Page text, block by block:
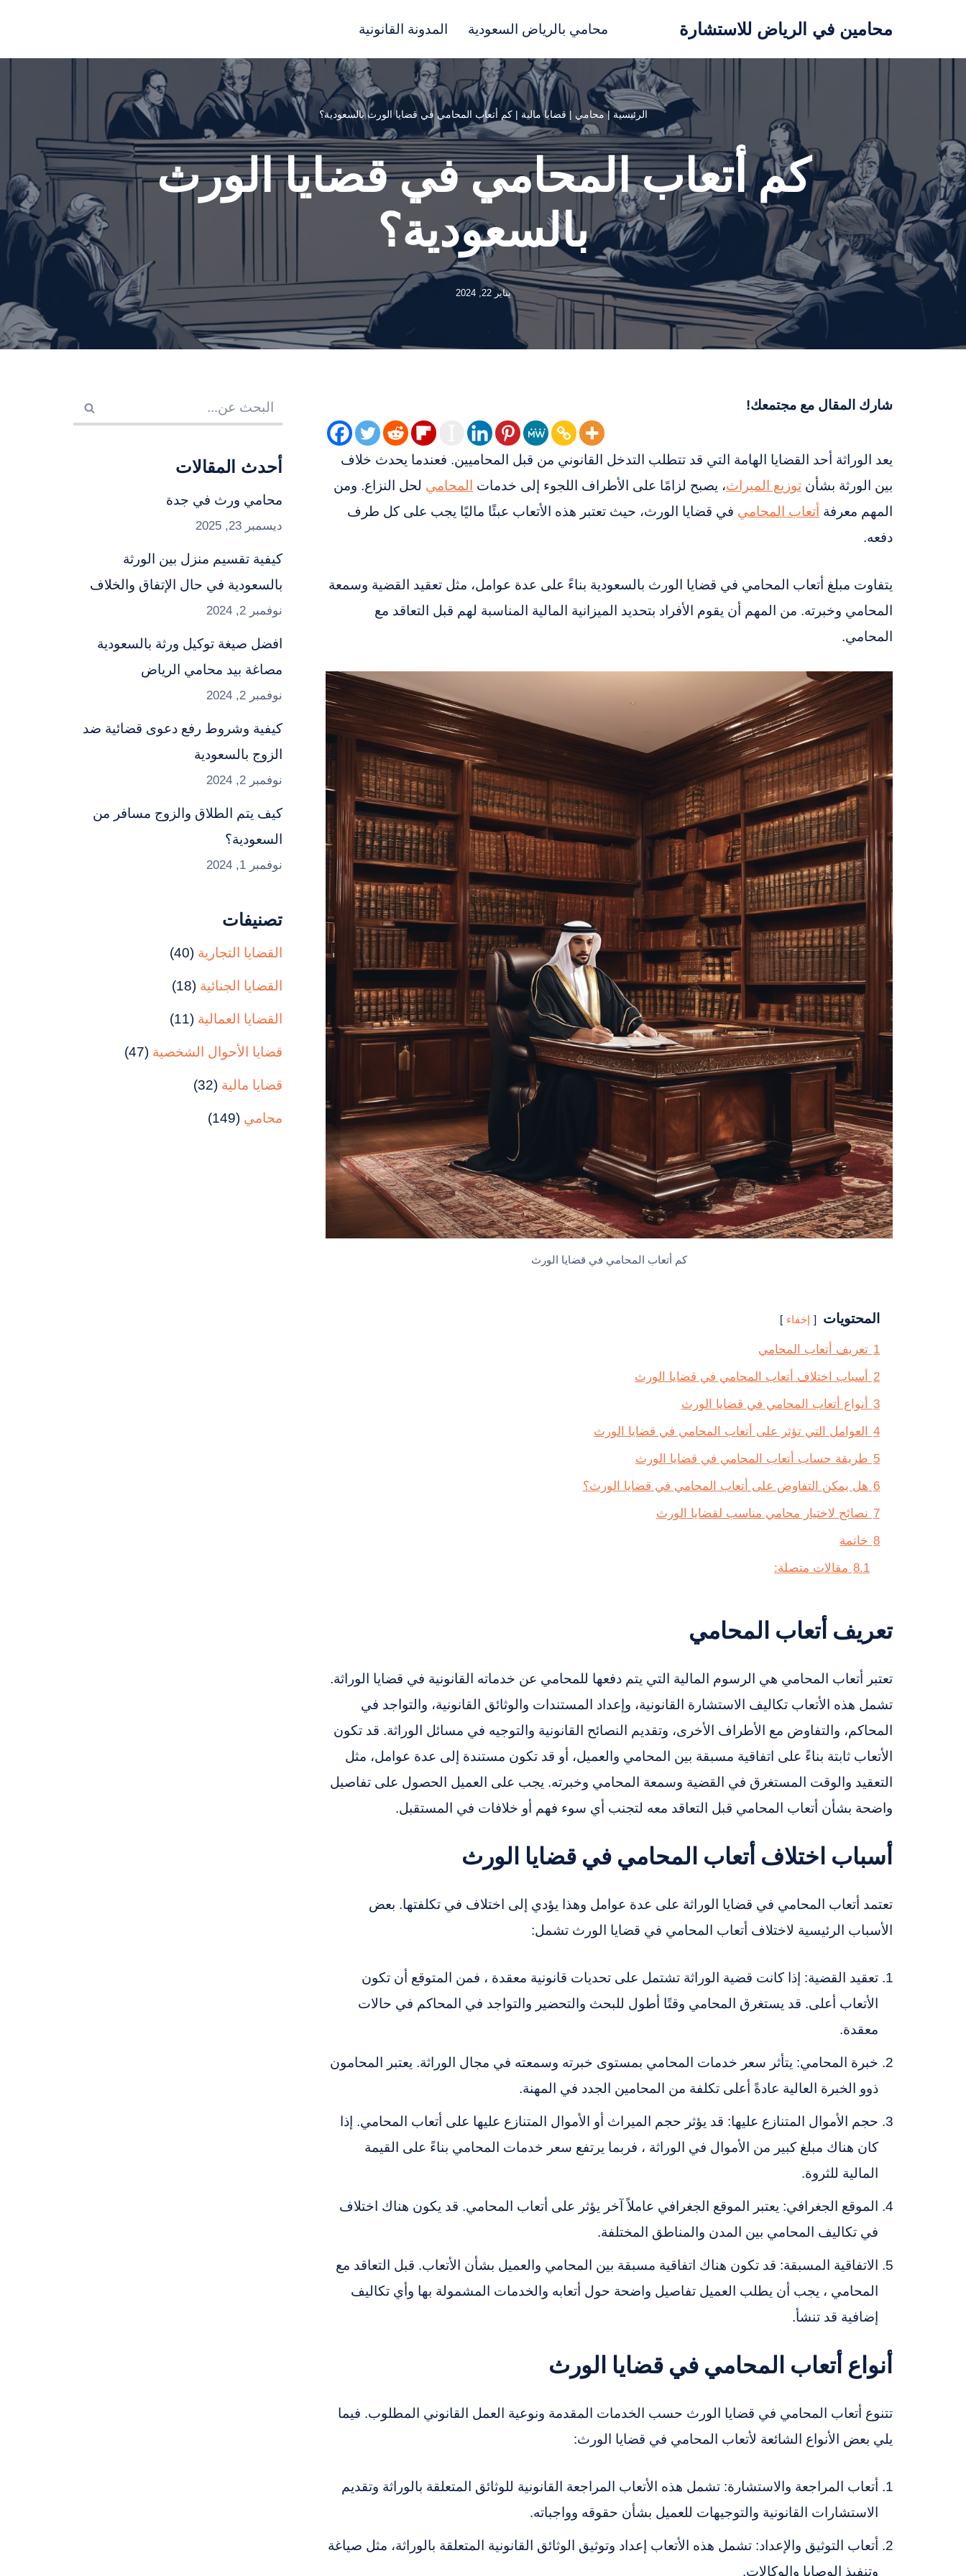
محامين في الرياض للاستشارة محامي بالرياض السعودية المدونة القانونية
الرئيسية |محامي | قضايا مالية |كم أتعاب المحامي في قضايا الورث بالسعودية؟
كم أتعاب المحامي في قضايا الورث
بالسعودية؟
يناير 22, 2024
شارك المقال مع مجتمعك!
يعد الوراثة أحد القضايا الهامة التي قد تتطلب التدخل القانوني من قبل المحاميين. فعندما يحدث خلاف
بين الورثة بشأن توزيع الميراث، يصبح لزامًا على الأطراف اللجوء إلى خدمات المحامي لحل النزاع. ومن
المهم معرفة أتعاب المحامي في قضايا الورث، حيث تعتبر هذه الأتعاب عبئًا ماليًا يجب على كل طرف
دفعه.
يتفاوت مبلغ أتعاب المحامي في قضايا الورث بالسعودية بناءً على عدة عوامل، مثل تعقيد القضية وسمعة
المحامي وخبرته. من المهم أن يقوم الأفراد بتحديد الميزانية المالية المناسبة لهم قبل التعاقد مع
المحامي.
كم أتعاب المحامي في قضايا الورث
المحتويات إخفاء
1 تعريف أتعاب المحامي
2
أسباب اختلاف أتعاب المحامي في قضايا الورث
3
أنواع أتعاب المحامي في قضايا الورث
4
العوامل التي تؤثر على أتعاب المحامي في قضايا الورث
5 طريقة حساب أتعاب المحامي في قضايا الورث
6 هل يمكن التفاوض على أتعاب المحامي في قضايا الورث؟
7 نصائح لاختيار محامي مناسب لقضايا الورث
8 خاتمة
8.1 مقالات متصلة:
تعريف أتعاب المحامي
تعتبر أتعاب المحامي هي الرسوم المالية التي يتم دفعها للمحامي عن خدماته القانونية في قضايا الوراثة.
تشمل هذه الأتعاب تكاليف الاستشارة القانونية، وإعداد المستندات والوثائق القانونية، والتواجد في
المحاكم، والتفاوض مع الأطراف الأخرى، وتقديم النصائح القانونية والتوجيه في مسائل الوراثة. قد تكون
الأتعاب ثابتة بناءً على اتفاقية مسبقة بين المحامي والعميل، أو قد تكون مستندة إلى عدة عوامل، مثل
التعقيد والوقت المستغرق في القضية وسمعة المحامي وخبرته. يجب على العميل الحصول على تفاصيل
واضحة بشأن أتعاب المحامي قبل التعاقد معه لتجنب أي سوء فهم أو خلافات في المستقبل.
أسباب اختلاف أتعاب المحامي في قضايا الورث
تعتمد أتعاب المحامي في قضايا الوراثة على عدة عوامل وهذا يؤدي إلى اختلاف في تكلفتها. بعض
الأسباب الرئيسية لاختلاف أتعاب المحامي في قضايا الورث تشمل:
تعقيد القضية: إذا كانت قضية الوراثة تشتمل على تحديات قانونية معقدة ، فمن المتوقع أن تكون
الأتعاب أعلى. قد يستغرق المحامي وقتًا أطول للبحث والتحضير والتواجد في المحاكم في حالات
معقدة.
خبرة المحامي: يتأثر سعر خدمات المحامي بمستوى خبرته وسمعته في مجال الوراثة. يعتبر المحامون
ذوو الخبرة العالية عادةً أعلى تكلفة من المحامين الجدد في المهنة.
حجم الأموال المتنازع عليها: قد يؤثر حجم الميراث أو الأموال المتنازع عليها على أتعاب المحامي. إذا
كان هناك مبلغ كبير من الأموال في الوراثة ، فربما يرتفع سعر خدمات المحامي بناءً على القيمة
المالية للثروة.
الموقع الجغرافي: يعتبر الموقع الجغرافي عاملاً آخر يؤثر على أتعاب المحامي. قد يكون هناك اختلاف
في تكاليف المحامي بين المدن والمناطق المختلفة.
الاتفاقية المسبقة: قد تكون هناك اتفاقية مسبقة بين المحامي والعميل بشأن الأتعاب. قبل التعاقد مع
المحامي ، يجب أن يطلب العميل تفاصيل واضحة حول أتعابه والخدمات المشمولة بها وأي تكاليف
إضافية قد تنشأ.
أنواع أتعاب المحامي في قضايا الورث
تتنوع أتعاب المحامي في قضايا الورث حسب الخدمات المقدمة ونوعية العمل القانوني المطلوب. فيما
يلي بعض الأنواع الشائعة لأتعاب المحامي في قضايا الورث:
أتعاب المراجعة والاستشارة: تشمل هذه الأتعاب المراجعة القانونية للوثائق المتعلقة بالوراثة وتقديم
الاستشارات القانونية والتوجيهات للعميل بشأن حقوقه وواجباته.
أتعاب التوثيق والإعداد: تشمل هذه الأتعاب إعداد وتوثيق الوثائق القانونية المتعلقة بالوراثة، مثل صياغة
وتنفيذ الوصايا والوكالات.
أحدث المقالات
محامي ورث في جدة
ديسمبر 23, 2025
كيفية تقسيم منزل بين الورثة
بالسعودية في حال الإتفاق والخلاف
نوفمبر 2, 2024
افضل صيغة توكيل ورثة بالسعودية
مصاغة بيد محامي الرياض
نوفمبر 2, 2024
كيفية وشروط رفع دعوى قضائية ضد
الزوج بالسعودية
نوفمبر 2, 2024
كيف يتم الطلاق والزوج مسافر من
السعودية؟
نوفمبر 1, 2024
تصنيفات
القضايا التجارية (40)
القضايا الجنائية (18)
القضايا العمالية (11)
قضايا الأحوال الشخصية (47)
قضايا مالية (32)
محامي (149)